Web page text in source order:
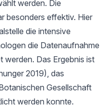
werden. Die
besonders effektiv. Hier
die intensive
die Datenaufnahme
Das Ergebnis ist
2019), das
Gesellschaft
werden konnte.